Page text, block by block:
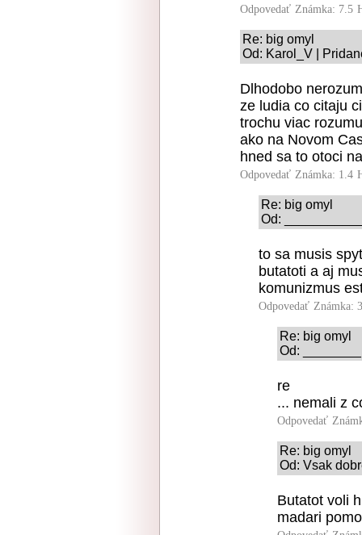
Odpovedať Známka: 7.5
Re: big omyl
Od: Karol_V |
Dlhodobo
ze ludia co citaju
trochu viac
ako na Novom
hned sa to otoci
Odpovedať Známka: 1.4
Re: big omyl
Od:
to sa musis
butatoti a aj
komunizmus
Odpovedať Známka:
Re: big omyl
Od:
re
... nemali z
Odpovedať
Re: big omyl
Od: Vsak
Butatot voli
madari